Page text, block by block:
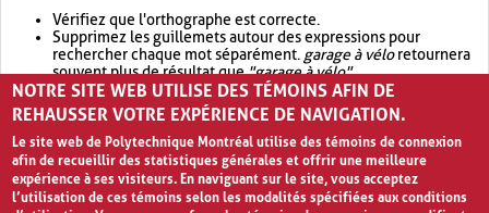
Vérifiez que l'orthographe est correcte.
Supprimez les guillemets autour des expressions pour
rechercher chaque mot séparément. garage à véloretournera
souvent plus de résultat que"garage à vélo".
Envisagez d'élargir votre recherche avec OR.garage OR vélo
retournera souvent plus de résultat quegarage à vélo
NOTRE SITE WEB UTILISE DES TÉMOINS AFIN DE
REHAUSSER VOTRE EXPÉRIENCE DE NAVIGATION.
Le site web de Polytechnique Montréal utilise des témoins de connexion
afin de recueillir des statistiques générales et offrir une meilleure
expérience à ses visiteurs. En naviguant sur le site, vous acceptez
l’utilisation de ces témoins selon les modalités spécifiées aux conditions